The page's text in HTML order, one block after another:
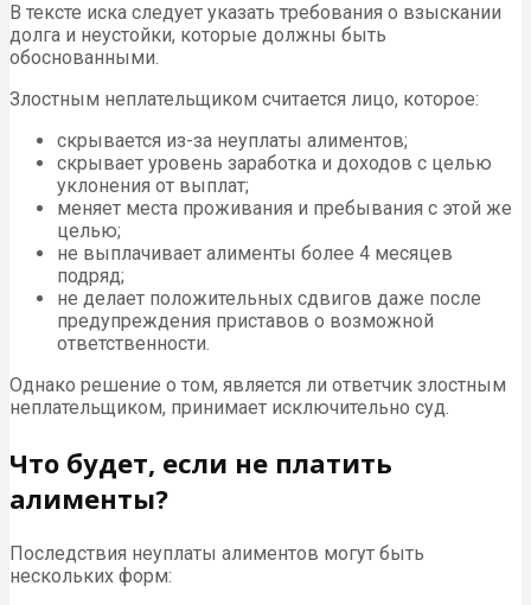
В тексте иска следует указать требования о взыскании
долга и неустойки, которые должны быть
обоснованными.
Злостным неплательщиком считается лицо, которое:
скрывается из-за неуплаты алиментов;
скрывает уровень заработка и доходов с целью
уклонения от выплат;
меняет места проживания и пребывания с этой же
целью;
не выплачивает алименты более 4 месяцев
подряд;
не делает положительных сдвигов даже после
предупреждения приставов о возможной
ответственности.
Однако решение о том, является ли ответчик злостным
неплательщиком, принимает исключительно суд.
Что будет, если не платить
алименты?
Последствия неуплаты алиментов могут быть
нескольких форм: